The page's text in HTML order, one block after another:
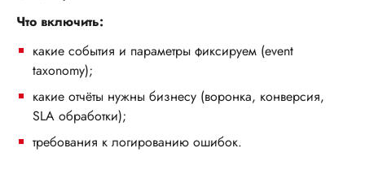
Что включить:
какие события и параметры фиксируем (event
taxonomy);
какие отчёты нужны бизнесу (воронка, конверсия,
SLA обработки);
требования к логированию ошибок.